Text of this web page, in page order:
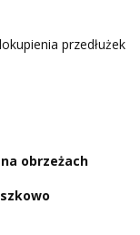
przedłużek
obrzeżach